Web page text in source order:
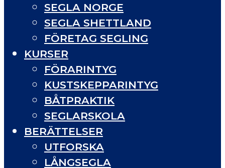
SEGLA NORGE
SEGLA SHETTLAND
FÖRETAG SEGLING
KURSER
FÖRARINTYG
KUSTSKEPPARINTYG
BÅTPRAKTIK
SEGLARSKOLA
BERÄTTELSER
UTFORSKA
LÅNGSEGLA